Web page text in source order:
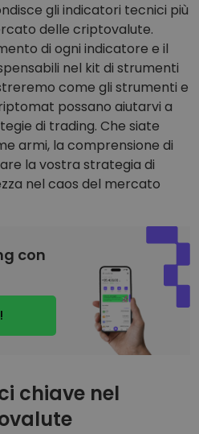
in tempo reale dei tuoi token preferiti
ottimali
gli indicatori tecnici più
delle criptovalute.
di ogni indicatore e il
nel kit di strumenti
come gli strumenti e
possano aiutarvi a
di trading. Che siate
armi, la comprensione di
la vostra strategia di
nel caos del mercato
con
chiave nel